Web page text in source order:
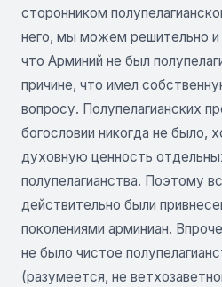
сторонником
него, мы можем решительно и
что Арминий не был
причине, что имел
вопросу. Полупелагианских
богословии никогда не было,
духовную ценность
полупелагианства. Поэтому
действительно были
поколениями арминиан.
не было чистое
(разумеется, не